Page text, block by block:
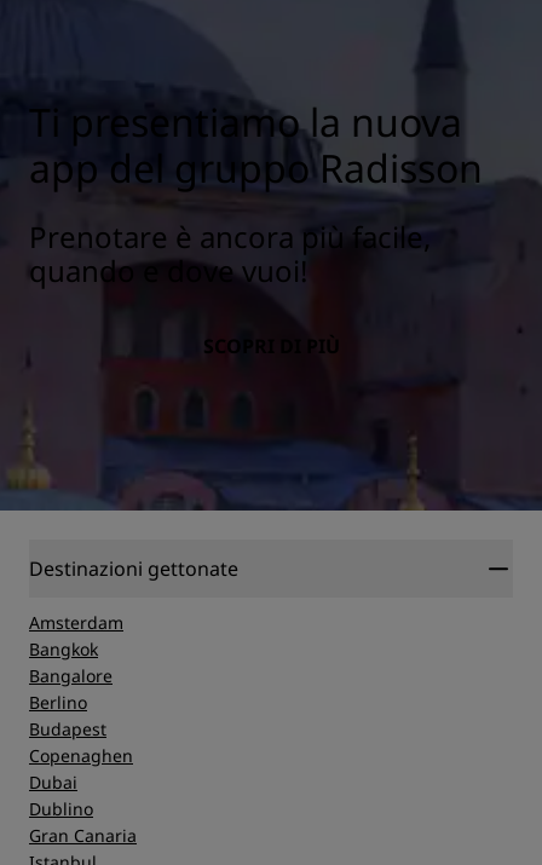
Ti presentiamo la nuova
app del gruppo Radisson
Prenotare è ancora più facile,
quando e dove vuoi!
SCOPRI DI PIÙ
Destinazioni gettonate
Amsterdam
Bangkok
Bangalore
Berlino
Budapest
Copenaghen
Dubai
Dublino
Gran Canaria